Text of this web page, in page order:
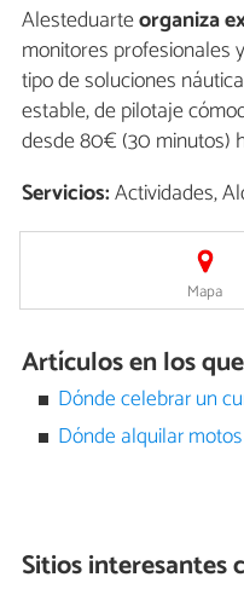
Alesteduarteorganiza
monitores profesionales
tipo de soluciones
estable, de pilotaje
desde 80€ (30 minutos)
Servicios:Actividades,
Mapa
Artículos en los
Dónde celebrar un
Dónde alquilar
Sitios interesantes